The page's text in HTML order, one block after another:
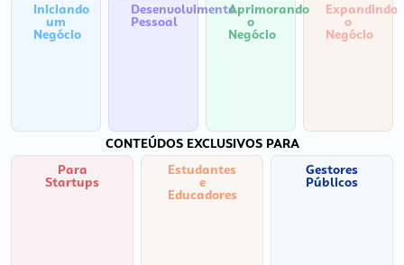
Iniciando
um
Negócio
Desenvolvimento
Pessoal
Aprimorando
o
Negócio
Expandindo
o
Negócio
CONTEÚDOS EXCLUSIVOS PARA
Para
Startups
Estudantes
e
Educadores
Gestores
Públicos